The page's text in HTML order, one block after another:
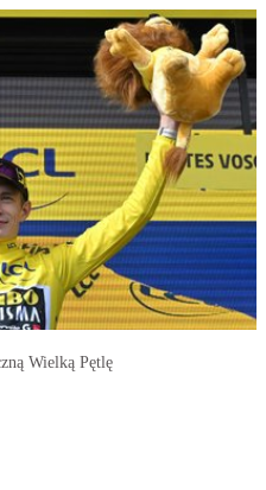
Wielką Pętlę